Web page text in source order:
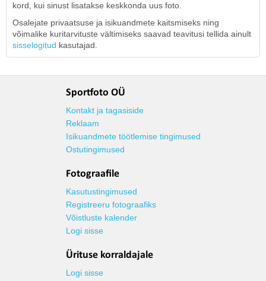
kord, kui sinust lisatakse keskkonda uus foto.
Osalejate privaatsuse ja isikuandmete kaitsmiseks ning
võimalike kuritarvituste vältimiseks saavad teavitusi tellida ainult
sisselogitud kasutajad.
Sportfoto OÜ
Kontakt ja tagasiside
Reklaam
Isikuandmete töötlemise tingimused
Ostutingimused
Fotograafile
Kasutustingimused
Registreeru fotograafiks
Võistluste kalender
Logi sisse
Ürituse korraldajale
Logi sisse